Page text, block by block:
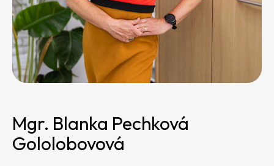
Mgr. Blanka Pechková
Gololobovová